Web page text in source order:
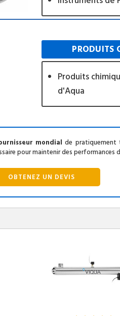
PRODUITS
Produits
d'Aqua
mondial de pratiquement
pour maintenir des
OBTENEZ UN DEVIS